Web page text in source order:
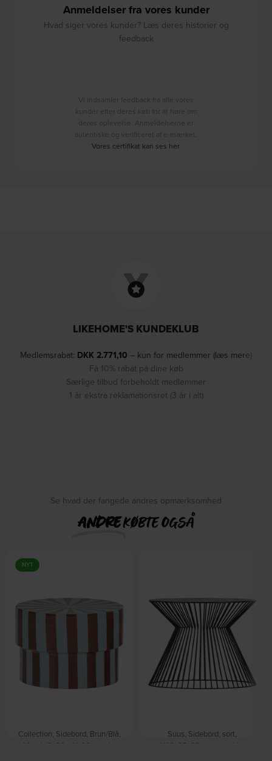
Anmeldelser fra vores kunder
Hvad siger vores kunder? Læs deres historier og
feedback
Vi indsamler feedback fra alle vores
kunder efter deres køb for at høre om
deres oplevelse. Anmeldelserne er
autentiske og verificeret af e-mærket.
Vores certifikat kan ses her.
LIKEHOME'S KUNDEKLUB
Medlemsrabat: DKK 2.771,10 – kun for medlemmer (læs mere)
Få 10% rabat på dine køb
Særlige tilbud forbeholdt medlemmer
1 år ekstra reklamationsret (3 år i alt)
Se hvad der fangede andres opmærksomhed
ANDREKØBTE OGSÅ
NYT
Collection, Sidebord, Brun/Blå,
Metal (Ø: 36 x H: 36 cm.) by
Suus, Sidebord, sort,
H46x35x35 cm, metal by